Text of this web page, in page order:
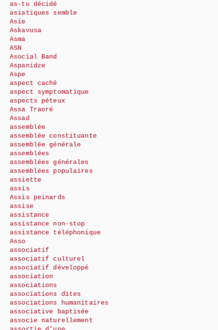
as-tu décidé
asiatiques semble
Asie
Askavusa
Asma
ASN
Asocial Band
Aspanidze
Aspe
aspect caché
aspect symptomatique
aspects péteux
Assa Traoré
Assad
assemblée
assemblée constituante
assemblée générale
assemblées
assemblées générales
assemblées populaires
assiette
assis
Assis peinards
assise
assistance
assistance non-stop
assistance téléphonique
Asso
associatif
associatif culturel
associatif développé
association
associations
associations dites
associations humanitaires
associative baptisée
associe naturellement